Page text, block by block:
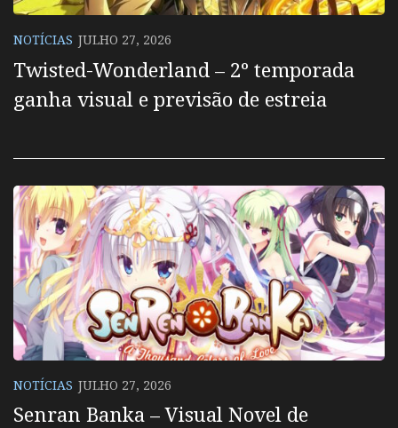
NOTÍCIAS JULHO 27, 2026
Twisted-Wonderland – 2º temporada
ganha visual e previsão de estreia
NOTÍCIAS JULHO 27, 2026
Senran Banka – Visual Novel de